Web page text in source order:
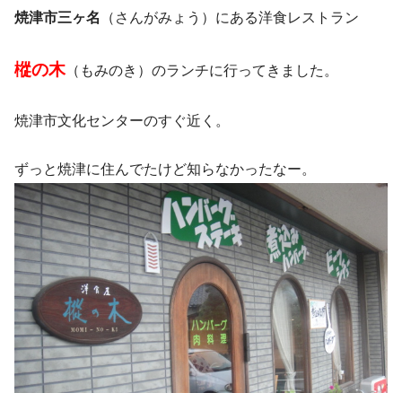
焼津市三ヶ名 （さんがみょう）にある洋食レストラン
樅の木（もみのき）のランチに行ってきました。
焼津市文化センターのすぐ近く。
ずっと焼津に住んでたけど知らなかったなー。